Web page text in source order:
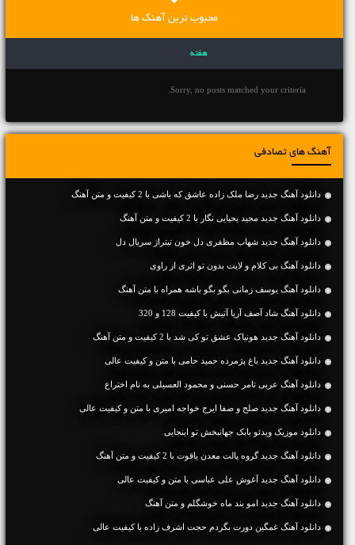
محبوب ترین آهنگ ها
هفته
Sorry, no posts matched your criteria.
آهنگ های تصادفی
دانلود آهنگ جديد رضا ملک زاده عاشق که باشی با 2 کیفیت و متن آهنگ
دانلود آهنگ جديد مجید یحیایی نگار با 2 کیفیت و متن آهنگ
دانلود آهنگ جدید شهاب مظفری دل خون تیتراژ سریال دل
دانلود آهنگ بی کلام و لایت بدون تو اثری از راوی
دانلود آهنگ یوسف زمانی بگو بگو باشه همراه با متن آهنگ
دانلود آهنگ شاد آصف آریا آتیش با کیفیت 128 و 320
دانلود آهنگ جديد هونیاک عشق تو کی شد با 2 کیفیت و متن آهنگ
دانلود آهنگ جديد باغ پژمرده حمید حامی با متن و کیفیت عالی
دانلود آهنگ عربی تامر حسنی و محمود العسیلی به نام اختراع
دانلود آهنگ جديد صلح و صفا ایرج خواجه امیری با متن و کیفیت عالی
دانلود موزیک ویدئو بابک جهانبخش تو اینجایی
دانلود آهنگ جديد گروه پالت معدن یاقوت با 2 کیفیت و متن آهنگ
دانلود آهنگ جديد آغوش علی عباسی با متن و کیفیت عالی
دانلود آهنگ جديد امو بند ماه خوشگلم و متن آهنگ
دانلود آهنگ غمگین دورت بگردم حجت اشرف زاده با کیفیت عالی